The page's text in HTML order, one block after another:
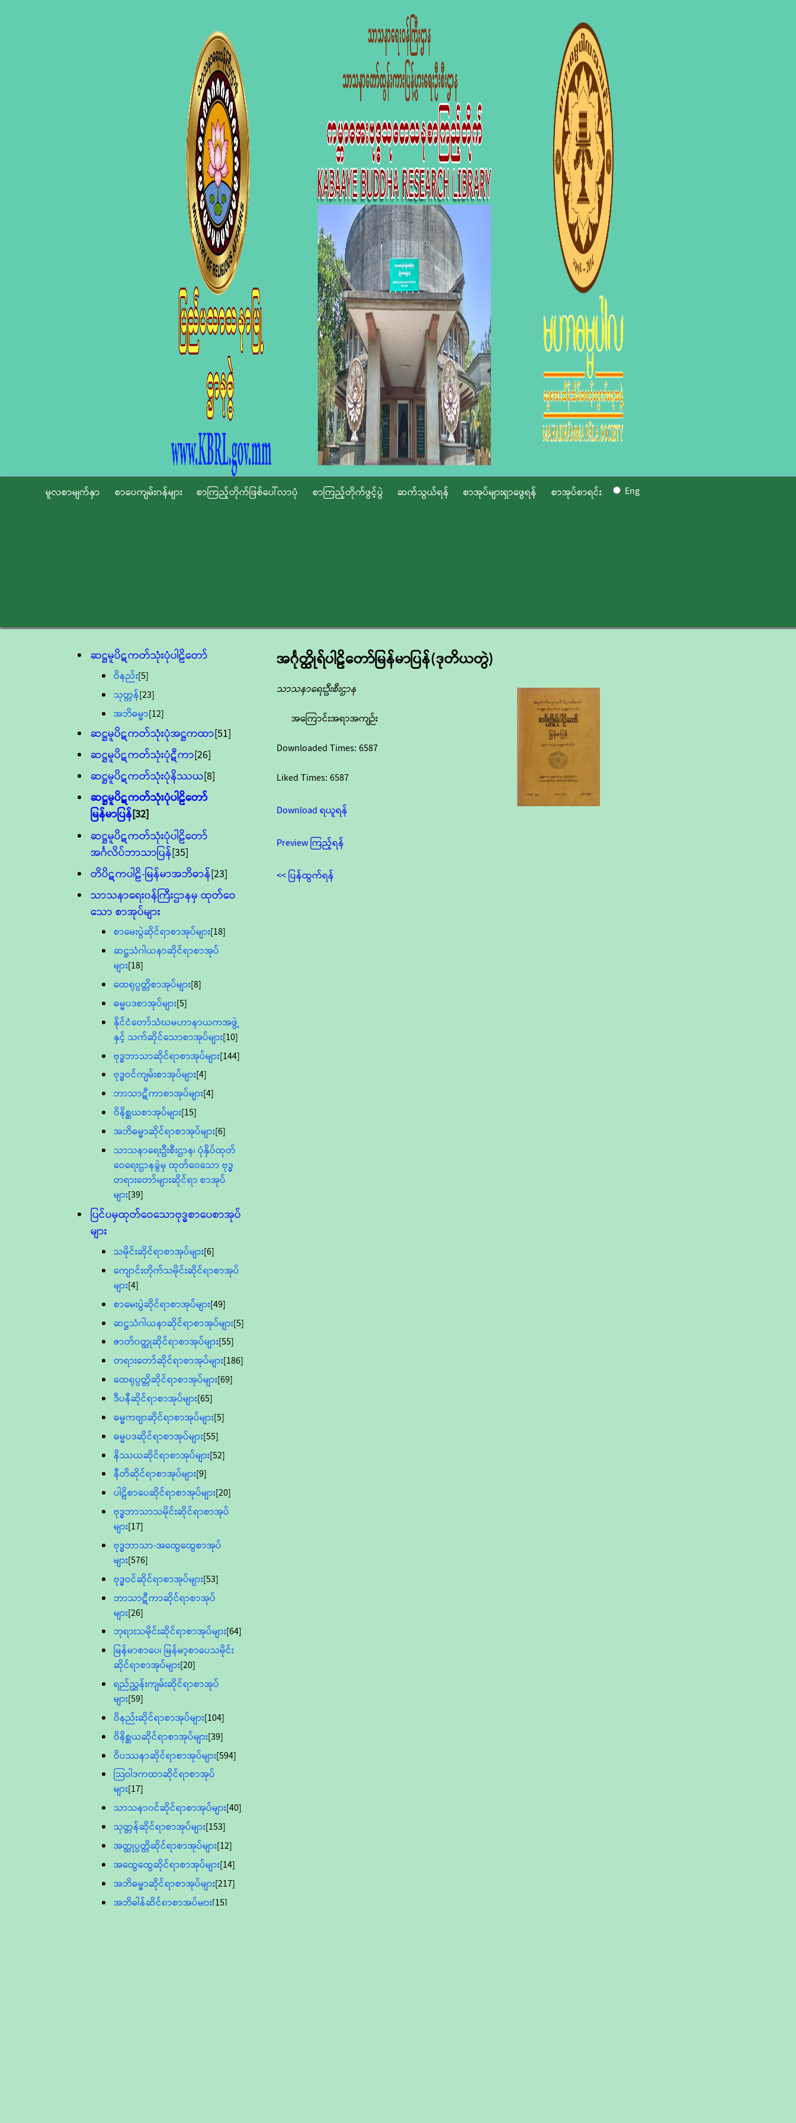
မူလစာမျက်နှာ စာပေကျမ်းဂန်များ စာကြည့်တိုက်ဖြစ်ပေါ်လာပုံ စာကြည့်တိုက်ဖွင့်ပွဲ ဆက်သွယ်ရန် စာအုပ်များရှာဖွေရန် စာအုပ်စာရင်း Eng
ဆဋ္ဌမူပိဋကတ်သုံးပုံပါဠိတော်
ဝိနည်း[5]
သုတ္တန်[23]
အဘိဓမ္မာ[12]
ဆဋ္ဌမူပိဋကတ်သုံးပုံအဋ္ဌကထာ[51]
ဆဋ္ဌမူပိဋကတ်သုံးပုံဋီကာ[26]
ဆဋ္ဌမူပိဋကတ်သုံးပုံနိဿယ[8]
ဆဋ္ဌမူပိဋကတ်သုံးပုံပါဠိတော်
မြန်မာပြန်[32]
ဆဋ္ဌမူပိဋကတ်သုံးပုံပါဠိတော်
အင်္ဂလိပ်ဘာသာပြန်[35]
တိပိဋကပါဠိ-မြန်မာအဘိဓာန်[23]
သာသနာရေး၀န်ကြီးဌာနမှ ထုတ်ဝေ
သော စာအုပ်များ
စာမေးပွဲဆိုင်ရာစာအုပ်များ[18]
ဆဋ္ဌသံဂါယနာဆိုင်ရာစာအုပ်
များ[18]
ထေရုပ္ပတ္တိစာအုပ်များ[8]
ဓမ္မပဒစာအုပ်များ[5]
နိုင်ငံတော်သံဃမဟာနာယကအဖွဲ့
နှင့် သက်ဆိုင်သောစာအုပ်များ[10]
ဗုဒ္ဓဘာသာဆိုင်ရာစာအုပ်များ[144]
ဗုဒ္ဓဝင်ကျမ်းစာအုပ်များ[4]
ဘာသာဋီကာစာအုပ်များ[4]
ဝိနိစ္ဆယစာအုပ်များ[15]
အဘိဓမ္မာဆိုင်ရာစာအုပ်များ[6]
သာသနာရေးဦးစီးဌာန၊ ပုံနှိပ်ထုတ်
ဝေရေးဌာနခွဲမှ ထုတ်ဝေသော ဗုဒ္ဓ
တရားတော်များဆိုင်ရာ စာအုပ်
များ[39]
ပြင်ပမှထုတ်ဝေသောဗုဒ္ဓစာပေစာအုပ်
များ
သမိုင်းဆိုင်ရာစာအုပ်များ[6]
ကျောင်းတိုက်သမိုင်းဆိုင်ရာစာအုပ်
များ[4]
စာမေးပွဲဆိုင်ရာစာအုပ်များ[49]
ဆဋ္ဌသံဂါယနာဆိုင်ရာစာအုပ်များ[5]
ဇာတ်၀တ္ထုဆိုင်ရာစာအုပ်များ[55]
တရားတော်ဆိုင်ရာစာအုပ်များ[186]
ထေရုပ္ပတ္တိဆိုင်ရာစာအုပ်များ[69]
ဒီပနီဆိုင်ရာစာအုပ်များ[65]
ဓမ္မကဗျာဆိုင်ရာစာအုပ်များ[5]
ဓမ္မပဒဆိုင်ရာစာအုပ်များ[55]
နိဿယဆိုင်ရာစာအုပ်များ[52]
နီတိဆိုင်ရာစာအုပ်များ[9]
ပါဠိစာပေဆိုင်ရာစာအုပ်များ[20]
ဗုဒ္ဓဘာသာသမိုင်းဆိုင်ရာစာအုပ်
များ[17]
ဗုဒ္ဓဘာသာ-အထွေထွေစာအုပ်
များ[576]
ဗုဒ္ဓဝင်ဆိုင်ရာစာအုပ်များ[53]
ဘာသာဋီကာဆိုင်ရာစာအုပ်
များ[26]
ဘုရားသမိုင်းဆိုင်ရာစာအုပ်များ[64]
မြန်မာစာပေ၊ မြန်မာ့စာပေသမိုင်း
ဆိုင်ရာစာအုပ်များ[20]
ရည်ညွှန်းကျမ်းဆိုင်ရာစာအုပ်
များ[59]
ဝိနည်းဆိုင်ရာစာအုပ်များ[104]
ဝိနိစ္ဆယဆိုင်ရာစာအုပ်များ[39]
ဝိပဿနာဆိုင်ရာစာအုပ်များ[594]
သြဝါဒကထာဆိုင်ရာစာအုပ်
များ[17]
သာသနာ၀င်ဆိုင်ရာစာအုပ်များ[40]
သုတ္တန်ဆိုင်ရာစာအုပ်များ[153]
အတ္ထုပ္ပတ္တိဆိုင်ရာစာအုပ်များ[12]
အထွေထွေဆိုင်ရာစာအုပ်များ[14]
အဘိဓမ္မာဆိုင်ရာစာအုပ်များ[217]
အဘိဓါန်ဆိုင်ရာစာအုပ်များ[15]
အင်္ဂုတ္ထိုရ်ပါဠိတော်မြန်မာပြန်(ဒုတိယတွဲ)
သာသနာရေးဦးစီးဌာန
အကြောင်းအရာအကျဉ်း
Downloaded Times: 6587
Liked Times: 6587
Download ရယူရန်
Preview ကြည့်ရန်
<< ပြန်ထွက်ရန်